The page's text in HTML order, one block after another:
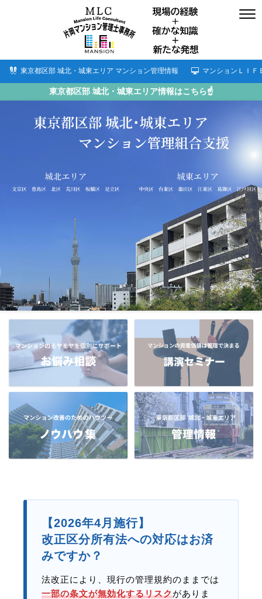
東京都区部 城北・城東エリア マンション管理情報 マンションＬＩＦ
東京都区部 城北・城東エリア情報はこちら☝
【2026年4月施行】
改正区分所有法への対応はお済
みですか？
法改正により、現行の管理規約のままでは
一部の条文が無効化するリスクがありま